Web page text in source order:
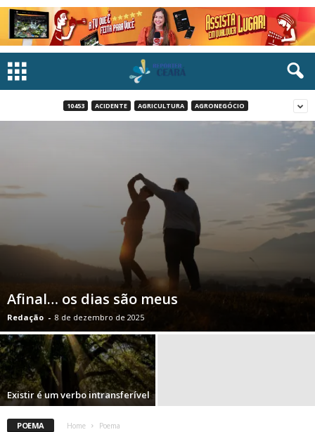
10453 ACIDENTE AGRICULTURA AGRONEGÓCIO
Afinal… os dias são meus
Redação - 8 de dezembro de 2025
Existir é um verbo intransferível
POEMA Home Poema